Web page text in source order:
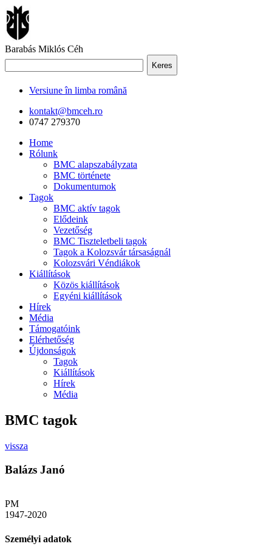
Barabás Miklós Céh
Keres
Versiune în limba română
kontakt@bmceh.ro
0747 279370
Home
Rólunk
BMC alapszabályzata
BMC története
Dokumentumok
Tagok
BMC aktív tagok
Elődeink
Vezetőség
BMC Tiszteletbeli tagok
Tagok a Kolozsvár társaságnál
Kolozsvári Véndiákok
Kiállítások
Közös kiállítások
Egyéni kiállítások
Hírek
Média
Támogatóink
Elérhetőség
Újdonságok
Tagok
Kiállítások
Hírek
Média
BMC tagok
vissza
Balázs Janó
PM
1947-2020
Személyi adatok